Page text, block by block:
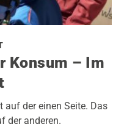
Konsum – Im
auf der einen Seite. Das
der anderen.